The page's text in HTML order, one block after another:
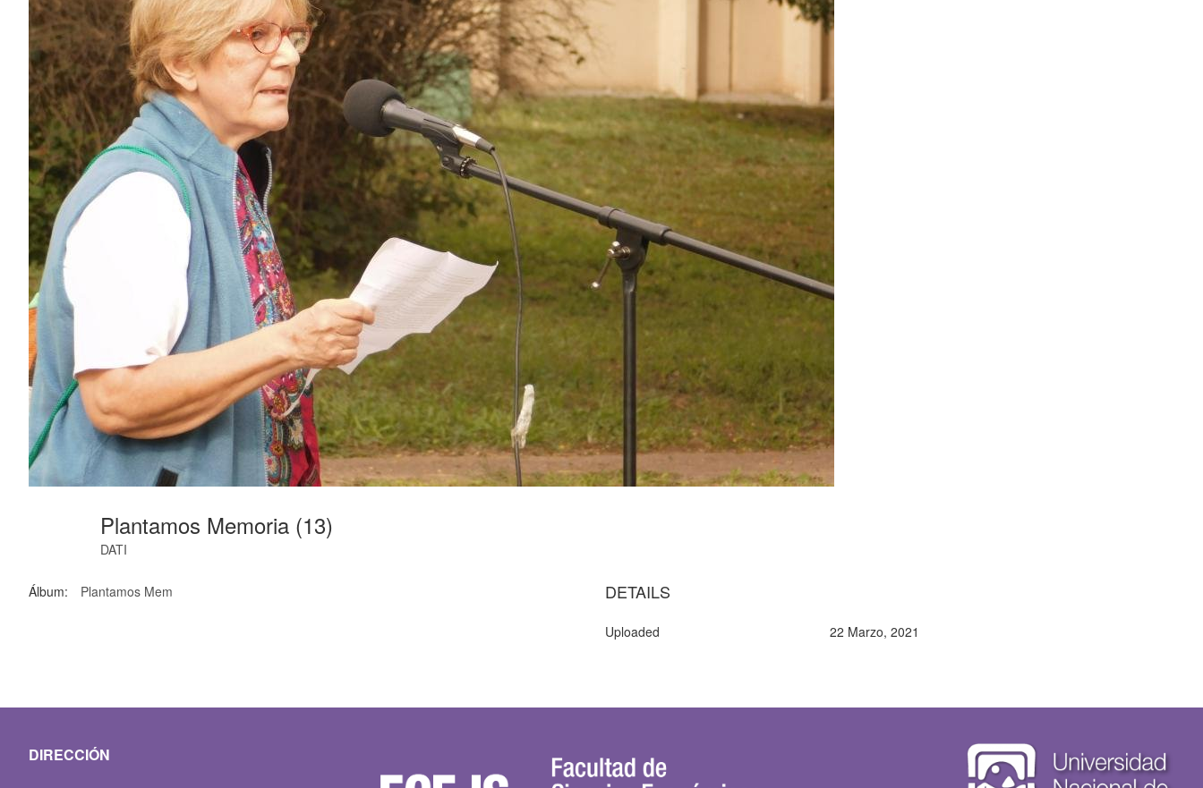
Plantamos Memoria (13)
DATI
Álbum: Plantamos Mem DETAILS
Uploaded 22 Marzo, 2021
DIRECCIÓN